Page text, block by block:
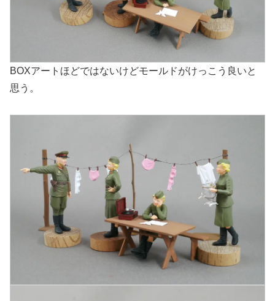
BOXアートほどではないけどモールドがけっこう良いと
思う。